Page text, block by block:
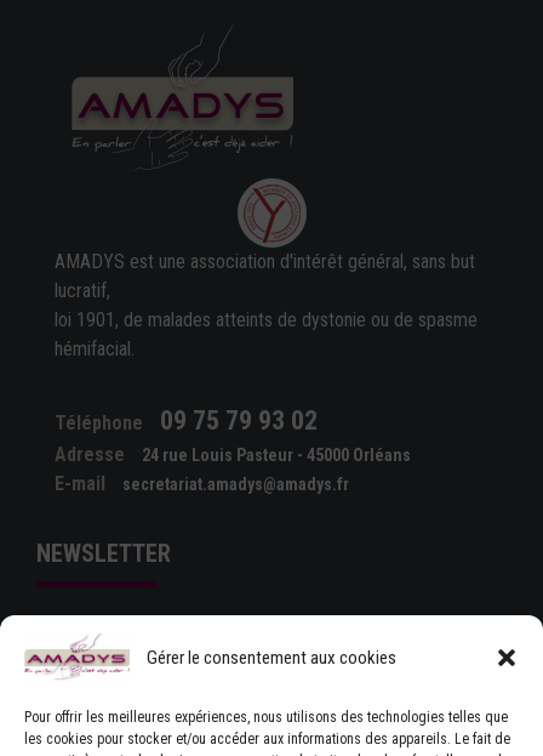
Gérer le consentement aux cookies
Pour offrir les meilleures expériences, nous utilisons des technologies telles que
les cookies pour stocker et/ou accéder aux informations des appareils. Le fait de
AMADYS est une association d'intérêt général, sans but
lucratif,
loi 1901, de malades atteints de dystonie ou de spasme
hémifacial.
Téléphone 09 75 79 93 02
Adresse 24 rue Louis Pasteur - 45000 Orléans
E-mail secretariat.amadys@amadys.fr
NEWSLETTER